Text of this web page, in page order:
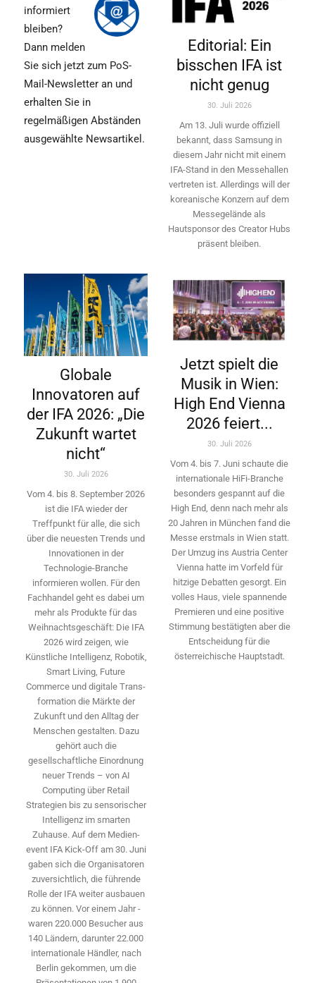
informiert
bleiben?
Dann melden
Sie sich jetzt zum PoS-
Mail-Newsletter an und
erhalten Sie in
regelmäßigen Abständen
ausgewählte Newsartikel.
Editorial: Ein
bisschen IFA ist
nicht genug
30. Juli 2026
Am 13. Juli wurde offiziell
bekannt, dass Samsung in
diesem Jahr nicht mit einem
IFA-Stand in den Messehallen
vertreten ist. Allerdings will ­der
koreanische Konzern auf dem
Messegelände als
Hautsponsor des Creator Hubs
präsent bleiben.
Globale
Innovatoren auf
der IFA 2026: „Die
Zukunft wartet
nicht“
30. Juli 2026
Vom 4. bis 8. September 2026
ist die IFA wieder der
Treffpunkt für alle, die sich
über die neuesten Trends und
Innovationen in der
Technologie-­Branche
informieren wollen. Für den
Fachhandel geht es dabei um
mehr als Produkte für das
Weihnachtsgeschäft: Die IFA
2026 wird ­zeigen, wie
Künstliche Intelligenz, Robotik,
Smart Living, Future
Commerce und digitale Trans­
formation die Märkte der
Zukunft und den Alltag der
Menschen gestalten. Dazu
gehört auch die
gesellschaftliche Einordnung
neuer Trends – von AI
Computing über Retail
Strategien bis zu sensorischer
Intelligenz im smarten
Zuhause. Auf dem Medien­
event IFA Kick-Off am 30. Juni
gaben sich die Organisatoren
zuversichtlich, die führende
Rolle der IFA weiter ausbauen
zu können. Vor einem Jahr ­
waren 220.000 Besucher aus
140 ­Ländern, ­darunter 22.000
internationale Händler, nach
Berlin gekommen, um die
Jetzt spielt die
Musik in Wien:
High End Vienna
2026 feiert...
30. Juli 2026
Vom 4. bis 7. Juni schaute die
internationale HiFi-Branche
besonders gespannt auf die
High End, denn nach mehr als
20 Jahren in München fand die
Messe erstmals in Wien statt.
Der Umzug ins Austria Center
Vienna hatte im Vorfeld für
hitzige Debatten gesorgt. Ein
volles Haus, viele spannende
Premieren und eine positive
Stimmung bestätigten aber die
Entscheidung für die
österreichische Hauptstadt.